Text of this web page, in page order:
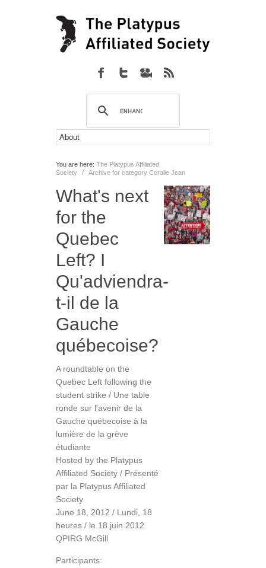
You are here: The Platypus Affiliated
Society
/ Archive for category Coralie Jean
What's next
for the
Quebec
Left? I
Qu'adviendra-
t-il de la
Gauche
québecoise?
A roundtable on the
Quebec Left following the
student strike / Une table
ronde sur l'avenir de la
Gauche québecoise à la
lumière de la grève
étudiante
Hosted by the Platypus
Affiliated Society / Présenté
par la Platypus Affiliated
Society
June 18, 2012 / Lundi, 18
heures / le 18 juin 2012
QPIRG McGill
Participants: